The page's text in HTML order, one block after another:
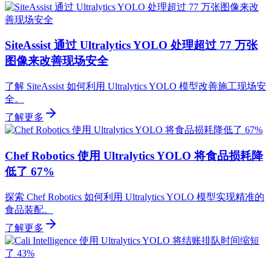
SiteAssist 通过 Ultralytics YOLO 处理超过 77 万张
图像来改善现场安全
了解 SiteAssist 如何利用 Ultralytics YOLO 模型改善施工现场安
全。
了解更多
Chef Robotics 使用 Ultralytics YOLO 将食品损耗降
低了 67%
探索 Chef Robotics 如何利用 Ultralytics YOLO 模型实现精准的
食品装配。
了解更多